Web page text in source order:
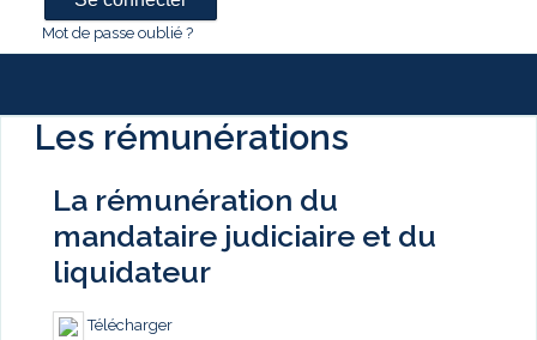
Mot de passe oublié ?
Les rémunérations
La rémunération du
mandataire judiciaire et du
liquidateur
Télécharger